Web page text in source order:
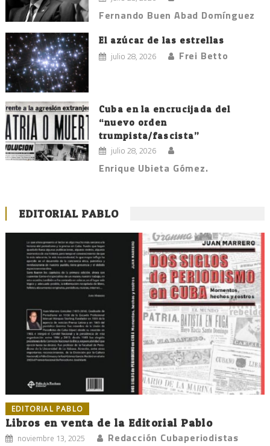
Fernando Buen Abad Domínguez
El azúcar de las estrellas
julio 28, 2026 Frei Betto
Cuba en la encrucijada del
“nuevo orden
trumpista/fascista”
julio 28, 2026
Enrique Ubieta Gómez.
EDITORIAL PABLO
EDITORIAL PABLO
Libros en venta de la Editorial Pablo
noviembre 13, 2025 Redacción Cubaperiodistas